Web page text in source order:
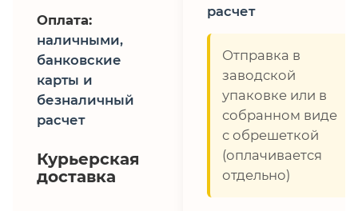
Оплата:
наличными,
банковские
карты и
безналичный
расчет
Курьерская
доставка
расчет
Отправка в
заводской
упаковке или в
собранном виде
с обрешеткой
(оплачивается
отдельно)